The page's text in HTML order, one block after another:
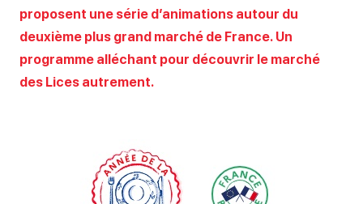
proposent une série d’animations autour du
deuxième plus grand marché de France. Un
programme alléchant pour découvrir le marché
des Lices autrement.